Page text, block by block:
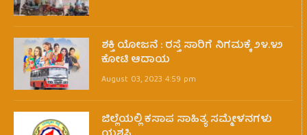
ಶಕ್ತಿ ಯೋಜನೆ : ರಸ್ತೆ ಸಾರಿಗೆ ನಿಗಮಕ್ಕೆ ೨೪.೪೨
ಕೋಟಿ ಆದಾಯ
August 03, 2023 4:59 pm
ಜಿಲ್ಲೆಯಲ್ಲಿ ಕಸಾಪ ಸಾಹಿತ್ಯ ಸಮ್ಮೇಳನಗಳು